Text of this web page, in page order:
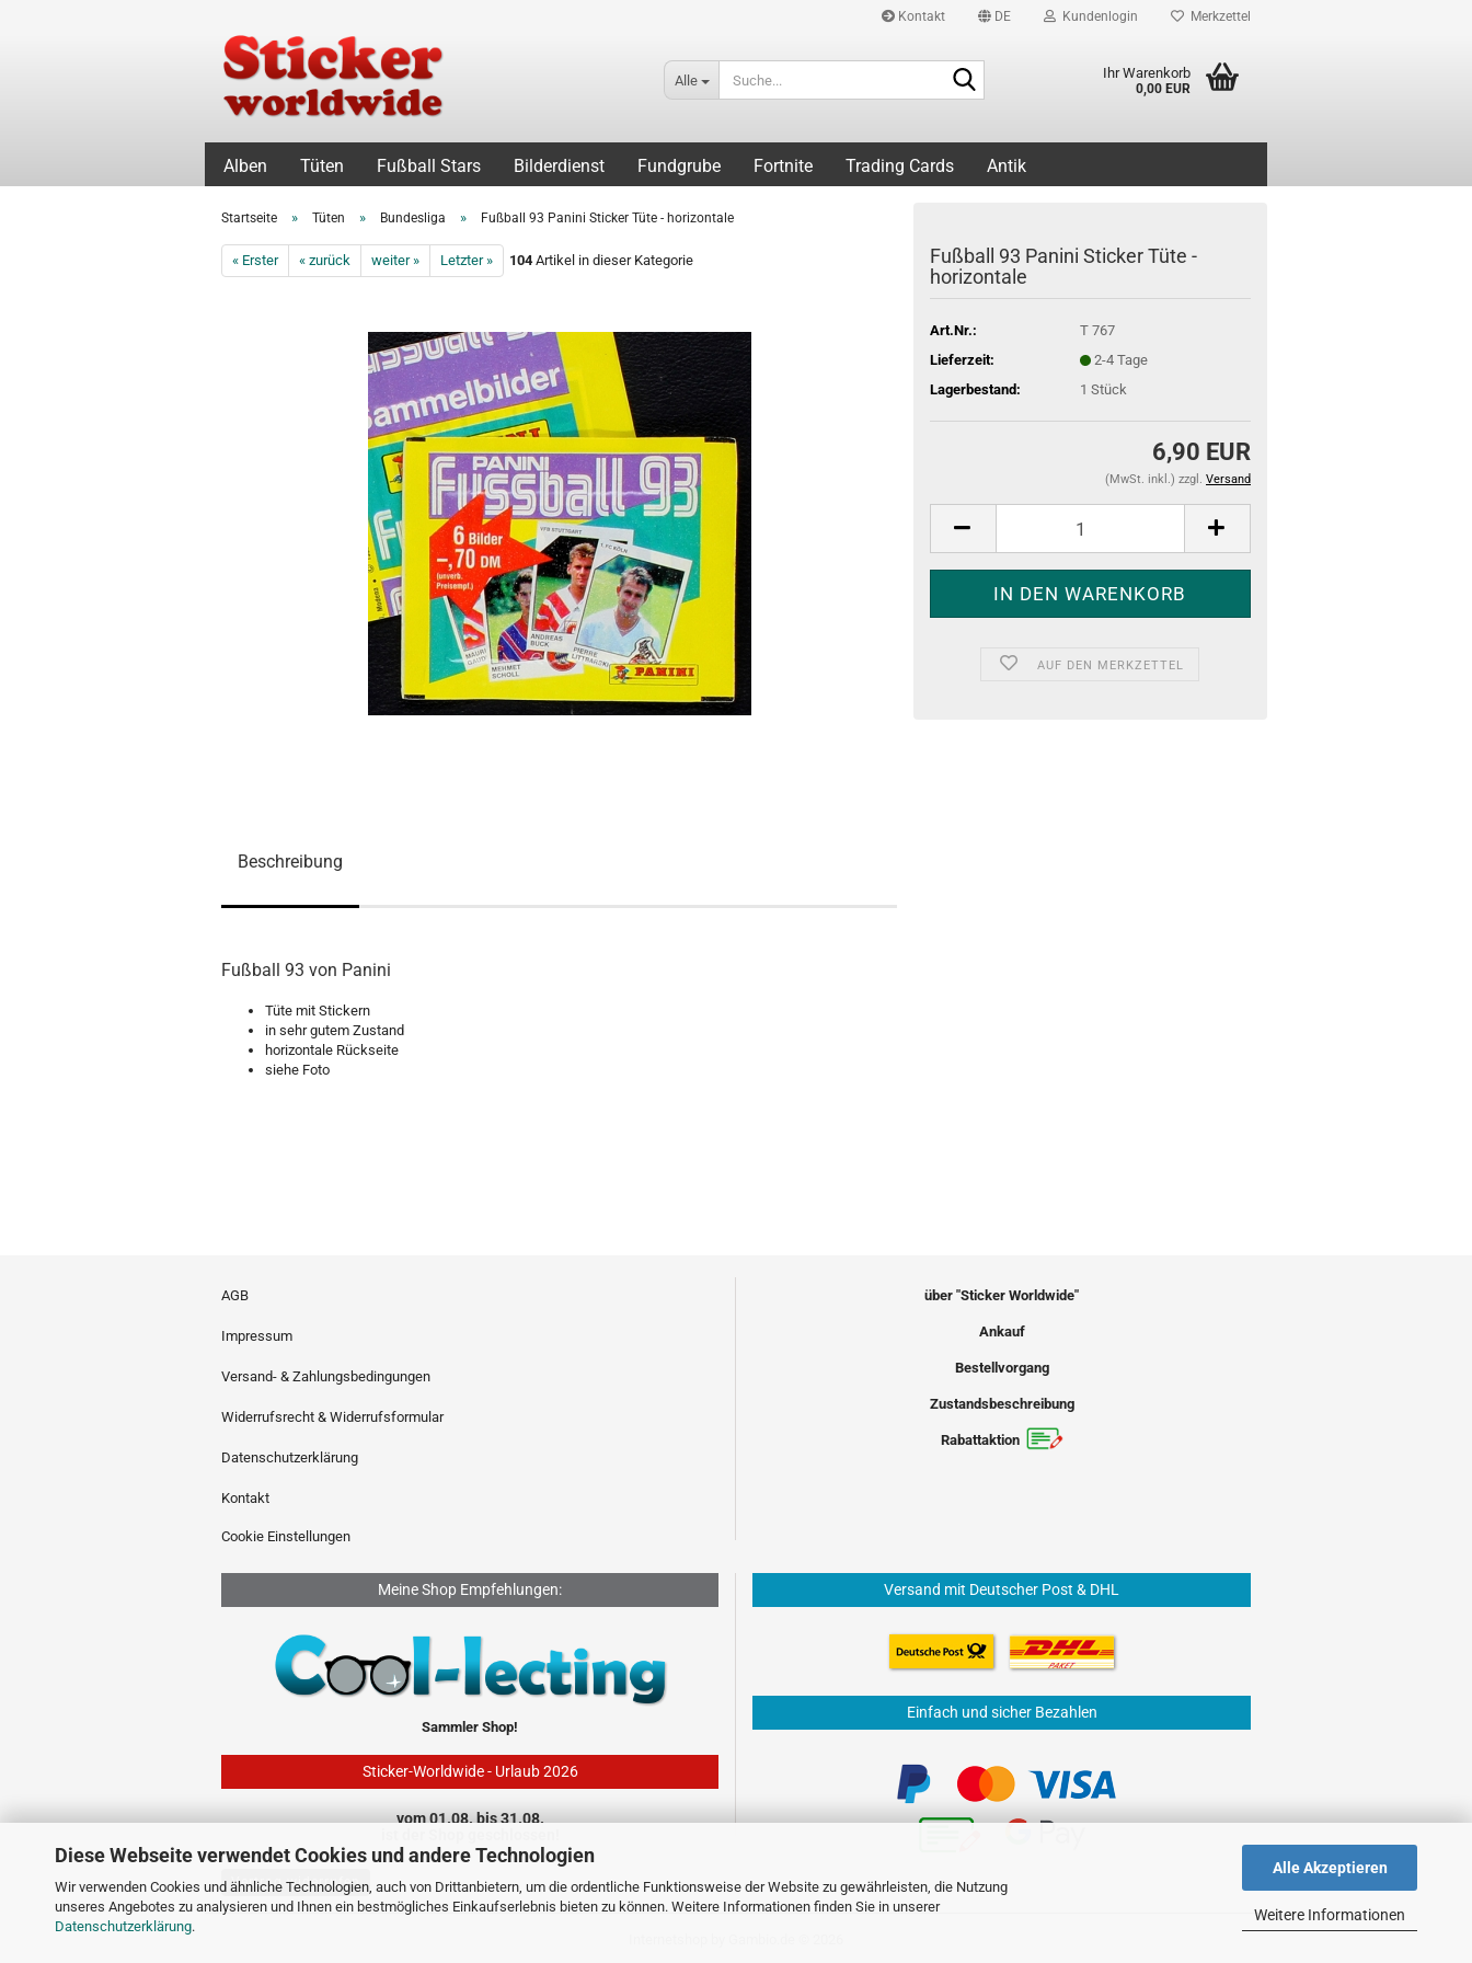
Diese Webseite verwendet Cookies und andere Technologien
Wir verwenden Cookies und ähnliche Technologien, auch von Drittanbietern, um die ordentliche Funktionsweise der Website zu gewährleisten, die Nutzung
unseres Angebotes zu analysieren und Ihnen ein bestmögliches Einkaufserlebnis bieten zu können. Weitere Informationen finden Sie in unserer
Datenschutzerklärung.
Alle Akzeptieren
Weitere Informationen
Kontakt DE Kundenlogin Merkzettel
Alle Ihr Warenkorb
0,00 EUR
Alben Tüten Fußball Stars Bilderdienst Fundgrube Fortnite Trading Cards Antik
Startseite » Tüten » Bundesliga » Fußball 93 Panini Sticker Tüte - horizontale
« Erster « zurück weiter » Letzter » 104Artikel in dieser Kategorie
Fußball 93 Panini Sticker Tüte -
horizontale
Art.Nr.:
T 767
Lieferzeit:
2-4 Tage
Lagerbestand:
1 Stück
6,90 EUR
(MwSt. inkl.) zzgl. Versand
AUF DEN MERKZETTEL
Beschreibung
Fußball 93 von Panini
Tüte mit Stickern
in sehr gutem Zustand
horizontale Rückseite
siehe Foto
AGB
Impressum
Versand- & Zahlungsbedingungen
Widerrufsrecht & Widerrufsformular
Datenschutzerklärung
Kontakt
Cookie Einstellungen
über "Sticker Worldwide"
Ankauf
Bestellvorgang
Zustandsbeschreibung
Rabattaktion
Meine Shop Empfehlungen:
Sammler Shop!
Sticker-Worldwide - Urlaub 2026
vom 01.08. bis 31.08.
Versand mit Deutscher Post & DHL
Einfach und sicher Bezahlen
Vertrag widerrufen